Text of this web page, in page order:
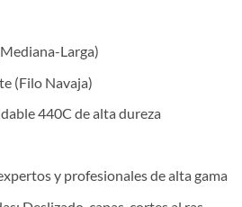
Larga)
(Filo Navaja)
440C de alta dureza
y profesionales de alta gama